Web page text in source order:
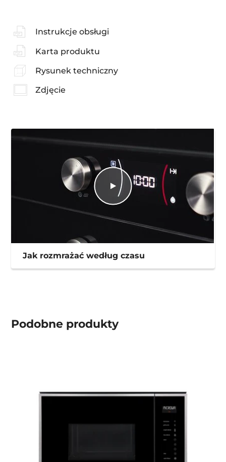
Instrukcje obsługi
Karta produktu
Rysunek techniczny
Zdjęcie
Jak rozmrażać według czasu
Podobne produkty